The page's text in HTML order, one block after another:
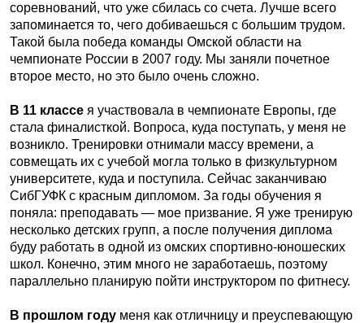
соревнований, что уже сбилась со счета. Лучше всего
запоминается то, чего добиваешься с большим трудом.
Такой была победа команды Омской области на
чемпионате России в 2007 году. Мы заняли почетное
второе место, но это было очень сложно.
В 11 классе я участвовала в чемпионате Европы, где
стала финалисткой. Вопроса, куда поступать, у меня не
возникло. Тренировки отнимали массу времени, а
совмещать их с учебой могла только в физкультурном
университете, куда и поступила. Сейчас заканчиваю
СибГУФК с красным дипломом. За годы обучения я
поняла: преподавать — мое призвание. Я уже тренирую
несколько детских групп, а после получения диплома
буду работать в одной из омских спортивно-юношеских
школ. Конечно, этим много не заработаешь, поэтому
параллельно планирую пойти инструктором по фитнесу.
В прошлом году меня как отличницу и преуспевающую